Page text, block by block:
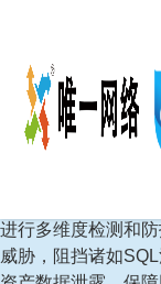
云WAF
进行多维度检测和
威胁，阻挡诸如